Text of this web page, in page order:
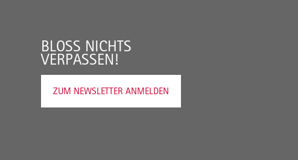
BLOSS NICHTS V
ERPASSEN!
ZUM NEWSLETTER ANMELDEN